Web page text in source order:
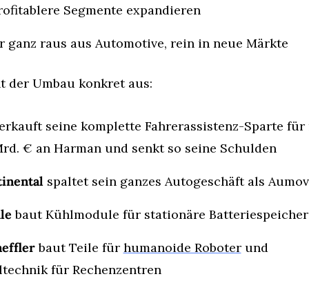
Segmente expandieren
ganz raus aus Automotive, rein in neue Märkte
der Umbau konkret aus:
seine komplette Fahrerassistenz-Sparte für
€ an Harman und senkt so seine Schulden
spaltet sein ganzes Autogeschäft als
baut Kühlmodule für stationäre Batteriespeicher
baut Teile für humanoide Roboter und
für Rechenzentren